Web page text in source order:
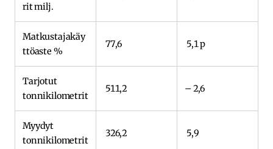
rit milj.
Matkustajakäy
ttöaste %
77,6 5,1 p
Tarjotut
tonnikilometrit
511,2 – 2,6
Myydyt
tonnikilometrit
326,2 5,9